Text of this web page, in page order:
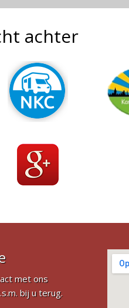
achter
met ons
bij u terug.